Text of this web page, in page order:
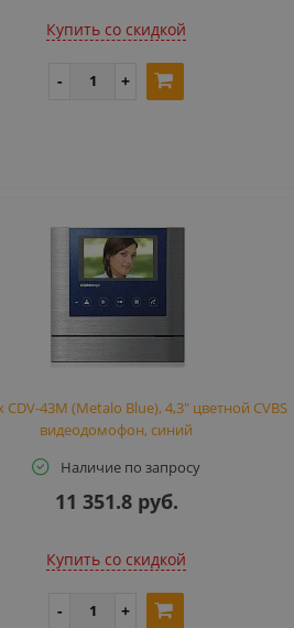
Купить cо скидкой
CDV-43M (Metalo Blue), 4,3" цветной CVBS
видеодомофон, синий
Наличие по запросу
11 351.8 руб.
Купить cо скидкой